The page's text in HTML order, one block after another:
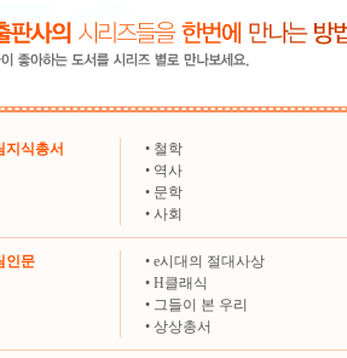
지식총서 • 철학
• 역사
• 문학
• 사회
인문 • e시대의 절대사상
• H클래식
• 그들이 본 우리
• 상상총서